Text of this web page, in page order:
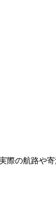
際の航路や